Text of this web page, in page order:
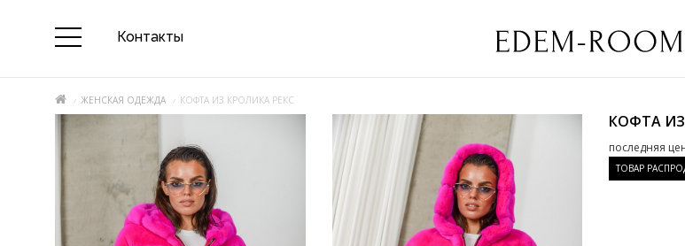
Контакты
ЖЕНСКАЯ ОДЕЖДА КОФТА ИЗ КРОЛИКА РЕКС
КОФТА
последняя
ТОВАР